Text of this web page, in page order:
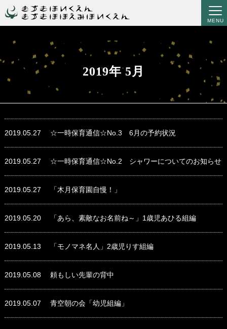
MENU
2019年 5月
2019.05.27 ☆一時保育通信☆No.3 6月の予約状況
2019.05.27 ☆一時保育通信☆No.2 シャワーについてのお知らせ
2019.05.27 「木月保育園自慢！」
2019.05.20 「あら、素敵なお名前ね～」1歳児あひる組編
2019.05.13 「モノマネ名人」2歳児りす組編
2019.05.08 頼もしい先輩の背中
2019.05.07 青空朝の会「幼児組編」